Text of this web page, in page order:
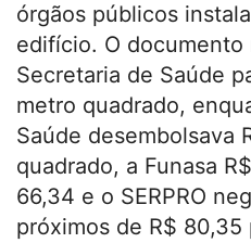
órgãos públicos
edifício. O documento
Secretaria de Saúde
metro quadrado,
Saúde desembolsava
quadrado, a Funasa
66,34 e o SERPRO
próximos de R$